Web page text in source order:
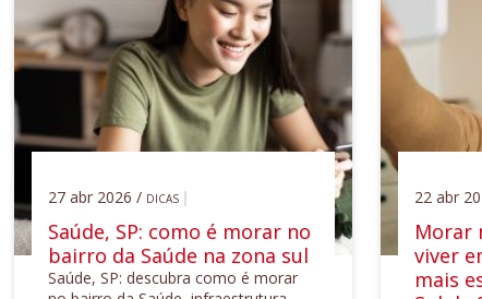
27 abr 2026 / DICAS
Saúde, SP: como é morar no
bairro da Saúde na zona sul
Saúde, SP: descubra como é morar
22 abr
Morar
viver
mais